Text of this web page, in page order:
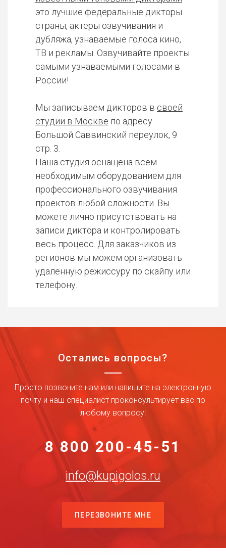
это лучшие федеральные дикторы
страны, актеры озвучивания и
дубляжа, узнаваемые голоса кино,
ТВ и рекламы. Озвучивайте проекты
самыми узнаваемыми голосами в
России!
Мы записываем дикторов в своей
студии в Москве по адресу
Большой Саввинский переулок, 9
стр. 3.
Наша студия оснащена всем
необходимым оборудованием для
профессионального озвучивания
проектов любой сложности. Вы
можете лично присутствовать на
записи диктора и контролировать
весь процесс. Для заказчиков из
регионов мы можем организовать
удаленную режиссуру по скайпу или
телефону.
Остались вопросы?
Просто позвоните нам или напишите на электронную
почту и наш специалист проконсультирует вас по
любому вопросу!
8 800 200-45-51
info@kupigolos.ru
ПЕРЕЗВОНИТЕ МНЕ